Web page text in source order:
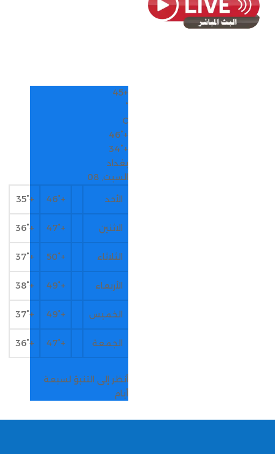
+
45
°
C
+
46°
+
34°
بغداد
السبت, 08
الأحد
+
46°
+
35°
الاثنين +
47°
+
36°
الثلاثاء +
50°
+
37°
الأربعاء +
49°
+
38°
الخميس +
49°
+
37°
الجمعة +
47°
+
36°
أنظر إلى التنبؤ لسبعة
أيام